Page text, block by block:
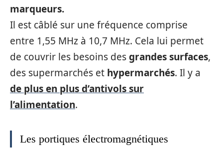
marqueurs.
Il est câblé sur une fréquence comprise
entre 1,55 MHz à 10,7 MHz. Cela lui permet
de couvrir les besoins desgrandes surfaces,
des supermarchés et hypermarchés. Il y a
de plus en plus d’antivols sur
l’alimentation.
Les portiques électromagnétiques